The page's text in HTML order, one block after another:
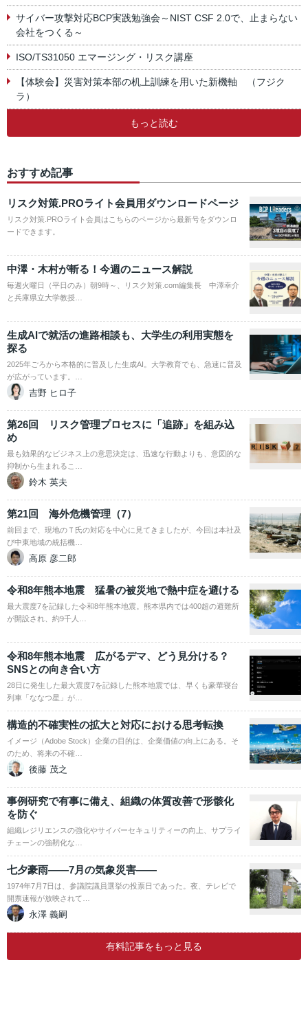
サイバー攻撃対応BCP実践勉強会～NIST CSF 2.0で、止まらない
会社をつくる～
ISO/TS31050 エマージング・リスク講座
【体験会】災害対策本部の机上訓練を用いた新機軸 （フジク
ラ）
もっと読む
おすすめ記事
リスク対策.PROライト会員用ダウンロードページ
リスク対策.PROライト会員はこちらのページから最新号をダウンロ
ードできます。
中澤・木村が斬る！今週のニュース解説
毎週火曜日（平日のみ）朝9時～、リスク対策.com編集長 中澤幸介
と兵庫県立大学教授…
生成AIで就活の進路相談も、大学生の利用実態を
探る
2025年ごろから本格的に普及した生成AI。大学教育でも、急速に普及
が広がっています。…
吉野 ヒロ子
第26回 リスク管理プロセスに「追跡」を組み込
め
最も効果的なビジネス上の意思決定は、迅速な行動よりも、意図的な
抑制から生まれるこ…
鈴木 英夫
第21回 海外危機管理（7）
前回まで、現地のＴ氏の対応を中心に見てきましたが、今回は本社及
び中東地域の統括機…
高原 彦二郎
令和8年熊本地震 猛暑の被災地で熱中症を避ける
最大震度7を記録した令和8年熊本地震。熊本県内では400超の避難所
が開設され、約9千人…
令和8年熊本地震 広がるデマ、どう見分ける？
SNSとの向き合い方
28日に発生した最大震度7を記録した熊本地震では、早くも豪華寝台
列車「ななつ星」が…
構造的不確実性の拡大と対応における思考転換
イメージ（Adobe Stock）企業の目的は、企業価値の向上にある。そ
のため、将来の不確…
後藤 茂之
事例研究で有事に備え、組織の体質改善で形骸化
を防ぐ
組織レジリエンスの強化やサイバーセキュリティーの向上、サプライ
チェーンの強靭化な…
七夕豪雨――7月の気象災害――
1974年7月7日は、参議院議員選挙の投票日であった。夜、テレビで
開票速報が放映されて…
永澤 義嗣
有料記事をもっと見る